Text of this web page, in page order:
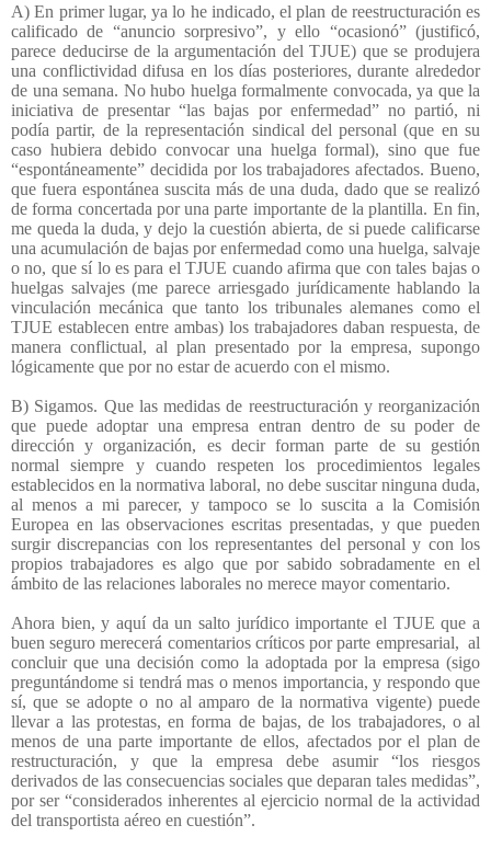
A) En primer lugar, ya lo he indicado, el plan de reestructuración es
calificado de “anuncio sorpresivo”, y ello “ocasionó” (justificó,
parece deducirse de la argumentación del TJUE) que se produjera
una conflictividad difusa en los días posteriores, durante alrededor
de una semana. No hubo huelga formalmente convocada, ya que la
iniciativa de presentar “las bajas por enfermedad” no partió, ni
podía partir, de la representación sindical del personal (que en su
caso hubiera debido convocar una huelga formal), sino que fue
“espontáneamente” decidida por los trabajadores afectados. Bueno,
que fuera espontánea suscita más de una duda, dado que se realizó
de forma concertada por una parte importante de la plantilla. En fin,
me queda la duda, y dejo la cuestión abierta, de si puede calificarse
una acumulación de bajas por enfermedad como una huelga, salvaje
o no, que sí lo es para el TJUE cuando afirma que con tales bajas o
huelgas salvajes (me parece arriesgado jurídicamente hablando la
vinculación mecánica que tanto los tribunales alemanes como el
TJUE establecen entre ambas) los trabajadores daban respuesta, de
manera conflictual, al plan presentado por la empresa, supongo
lógicamente que por no estar de acuerdo con el mismo.
B) Sigamos. Que las medidas de reestructuración y reorganización
que puede adoptar una empresa entran dentro de su poder de
dirección y organización, es decir forman parte de su gestión
normal siempre y cuando respeten los procedimientos legales
establecidos en la normativa laboral, no debe suscitar ninguna duda,
al menos a mi parecer, y tampoco se lo suscita a la Comisión
Europea en las observaciones escritas presentadas, y que pueden
surgir discrepancias con los representantes del personal y con los
propios trabajadores es algo que por sabido sobradamente en el
ámbito de las relaciones laborales no merece mayor comentario.
Ahora bien, y aquí da un salto jurídico importante el TJUE que a
buen seguro merecerá comentarios críticos por parte empresarial, al
concluir que una decisión como la adoptada por la empresa (sigo
preguntándome si tendrá mas o menos importancia, y respondo que
sí, que se adopte o no al amparo de la normativa vigente) puede
llevar a las protestas, en forma de bajas, de los trabajadores, o al
menos de una parte importante de ellos, afectados por el plan de
restructuración, y que la empresa debe asumir “los riesgos
derivados de las consecuencias sociales que deparan tales medidas”,
por ser “considerados inherentes al ejercicio normal de la actividad
del transportista aéreo en cuestión”.